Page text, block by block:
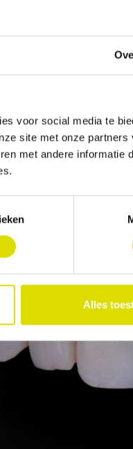
voor social media te
site met onze partners
met andere informatie
Alles
tong- en